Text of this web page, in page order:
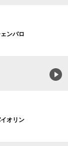
ンバロ
オリン